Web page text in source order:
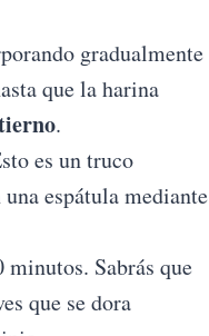
gradualmente
que la harina
.
es un truco
espátula mediante
Sabrás que
que se dora